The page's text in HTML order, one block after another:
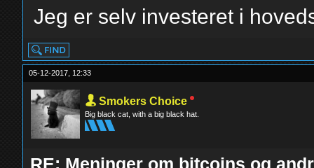
Jeg er selv investeret i
05-12-2017, 12:33
Smokers Choice
Big black cat, with a big black hat.
RE: Meninger om bitcoins og